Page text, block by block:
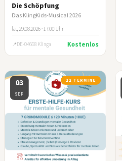
Die Schöpfung
Das KlingKids-Musical 2026
la., 29.08.2026 · 17:00 Uhr
DE-04668 Klinga Kostenlos
03
SEP
12 TERMINE